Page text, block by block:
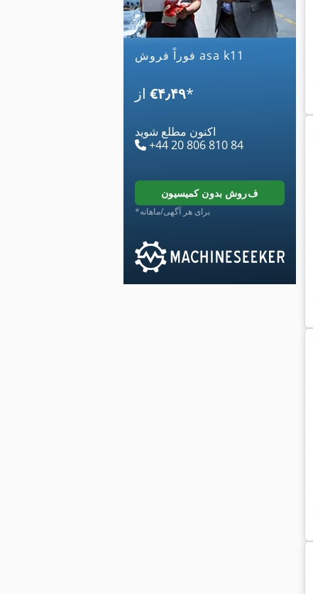
فوراً فروش asa k11
‎€۴٫۴۹*
اکنون مطلع شوید
+44 20 806 810 84
فروش بدون کمیسیون
*برای هر آگهی/ماهانه